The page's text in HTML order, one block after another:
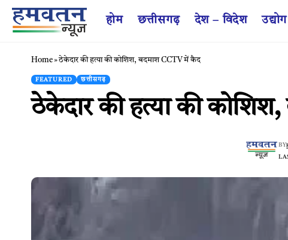
होम छत्तीसगढ़ देश – विदेश उद्योग
Home»ठेकेदार की हत्या की कोशिश, बदमाश CCTV में कैद
FEATURED छत्तीसगढ़
ठेकेदार की हत्या की
BY